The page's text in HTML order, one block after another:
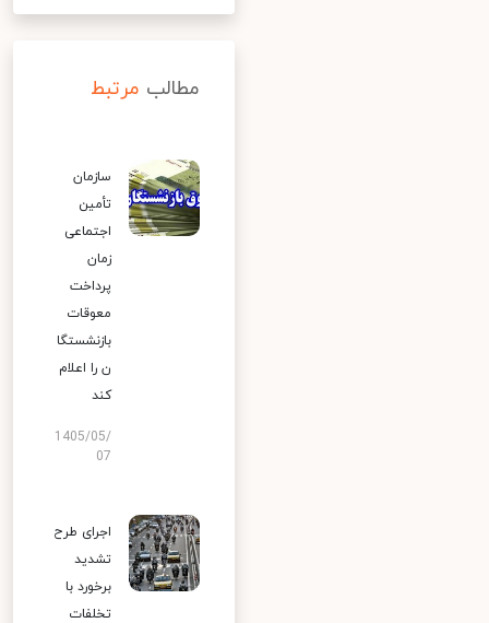
مطالب مرتبط
سازمان
تأمین
اجتماعی
زمان
پرداخت
معوقات
بازنشستگا
ن را اعلام
کند
1405/05/
07
اجرای طرح
تشدید
برخورد با
تخلفات